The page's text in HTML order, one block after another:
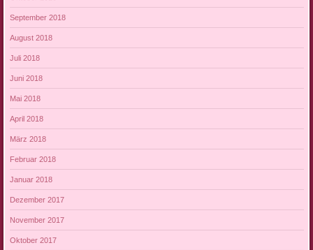
September 2018
August 2018
Juli 2018
Juni 2018
Mai 2018
April 2018
März 2018
Februar 2018
Januar 2018
Dezember 2017
November 2017
Oktober 2017